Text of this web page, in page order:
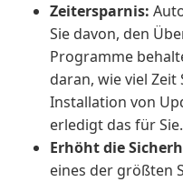
Zeitersparnis:
Sie davon, den
Programme
daran, wie viel Zeit
Installation von
erledigt das für Sie.
Erhöht die
eines der größten